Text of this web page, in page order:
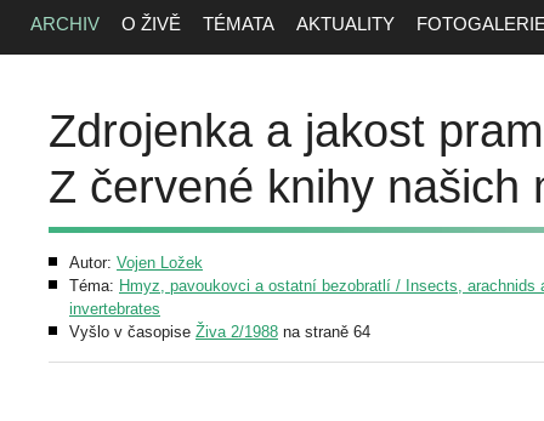
ARCHIV O ŽIVĚ TÉMATA AKTUALITY
Zdrojenka a jakost
Z červené knihy našich
Autor: Vojen Ložek
Téma: Hmyz, pavoukovci a ostatní bezobratlí / Insects, arachnids
invertebrates
Vyšlo v časopise Živa 2/1988 na straně 64